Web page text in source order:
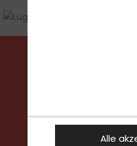
Alle